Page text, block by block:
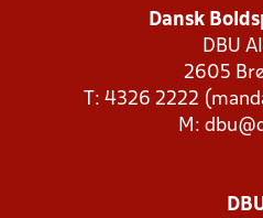
Dansk
DBU
2605
T: 4326 2222
M: